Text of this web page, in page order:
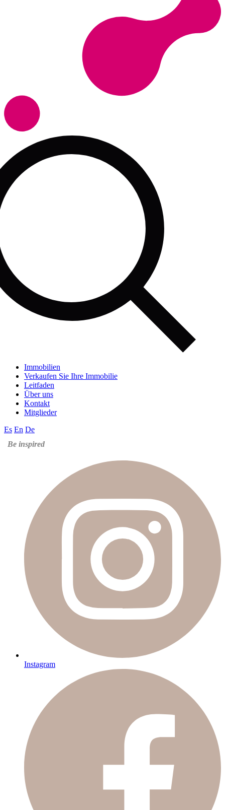
Immobilien
Verkaufen Sie Ihre Immobilie
Leitfaden
Über uns
Kontakt
Mitglieder
Es En De
Be inspired
Instagram